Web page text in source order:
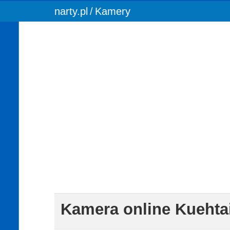
You are here:
narty.pl Kamery
Kamera online